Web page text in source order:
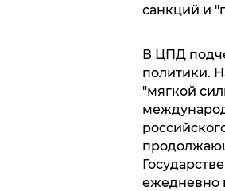
санкций и
В ЦПД
политики.
"мягкой
ежедневно